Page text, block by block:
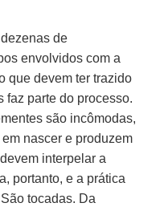
de
envolvidos com a
que devem ter trazido
faz parte do processo.
são incômodas,
nascer e produzem
interpelar a
portanto, e a prática
tocadas. Da